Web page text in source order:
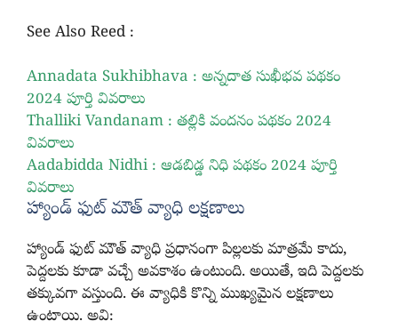
See Also Reed :
Annadata Sukhibhava : అన్నదాత సుఖీభవ పథకం
2024 పూర్తి వివరాలు
Thalliki Vandanam : తల్లికి వందనం పథకం 2024
వివరాలు
Aadabidda Nidhi : ఆడబిడ్డ నిధి పథకం 2024 పూర్తి
వివరాలు
హ్యాండ్ ఫుట్ మౌత్ వ్యాధి లక్షణాలు
హ్యాండ్ ఫుట్ మౌత్ వ్యాధి ప్రధానంగా పిల్లలకు మాత్రమే కాదు,
పెద్దలకు కూడా వచ్చే అవకాశం ఉంటుంది. అయితే, ఇది పెద్దలకు
తక్కువగా వస్తుంది. ఈ వ్యాధికి కొన్ని ముఖ్యమైన లక్షణాలు
ఉంటాయి. అవి: